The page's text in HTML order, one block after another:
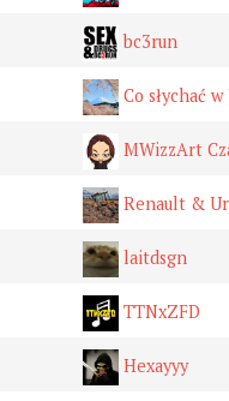
bc3run
Co słychać
MWizzArt
Renault &
laitdsgn
TTNxZFD
Hexayyy